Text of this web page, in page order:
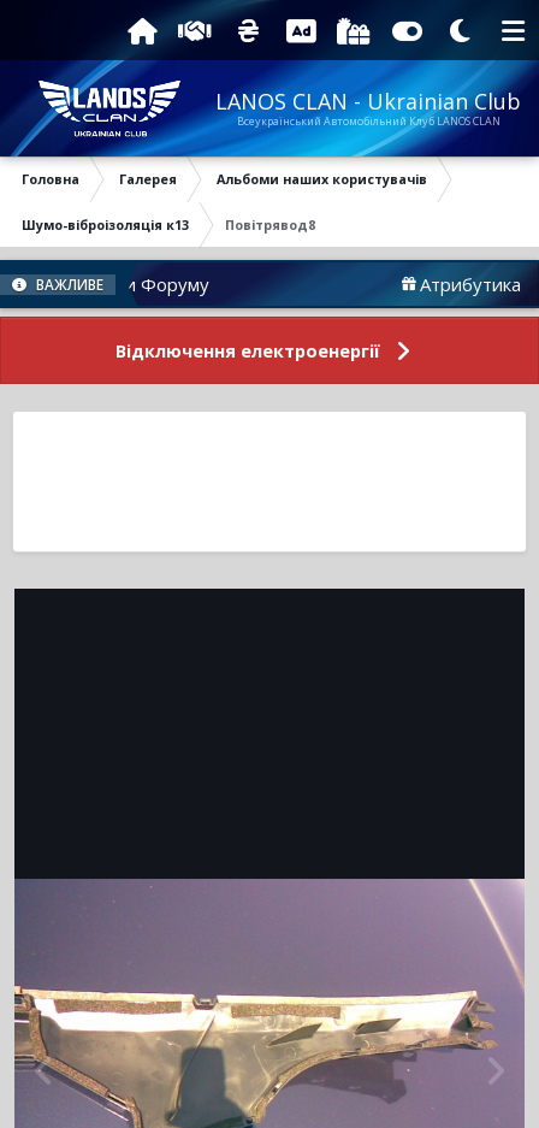
LANOS CLAN - Ukrainian Club
Всеукраїнський Автомобільний Клуб LANOS CLAN
Головна Галерея Альбоми наших користувачів
Шумо-віброізоляція к13 Повітрявод8
ВАЖЛИВЕ
Новини Форуму Атрибутика
Відключення електроенергії